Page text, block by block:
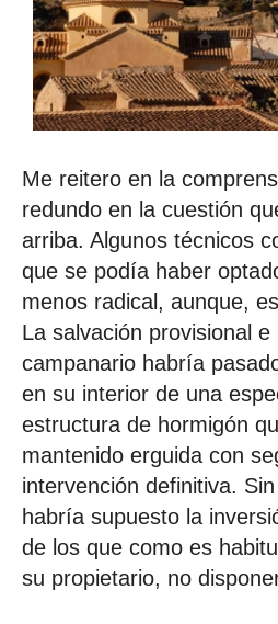
Me reitero en la
redundo en la cuestión
arriba. Algunos técnicos
que se podía haber
menos radical, aunque,
La salvación provisional
campanario habría
en su interior de una
estructura de hormigón
mantenido erguida con
intervención definitiva.
habría supuesto la
de los que como es
su propietario, no